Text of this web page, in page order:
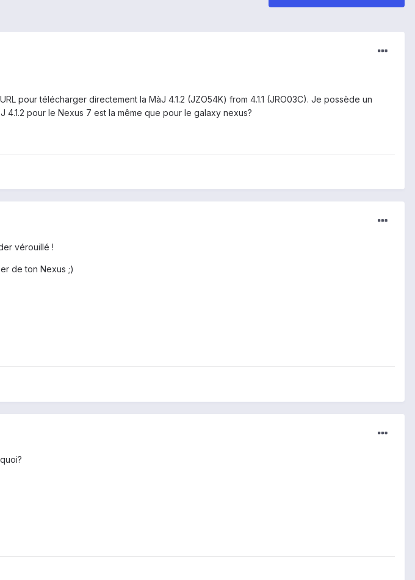
pour télécharger directement la MàJ 4.1.2 (JZO54K) from 4.1.1 (JRO03C). Je possède un
pour le Nexus 7 est la même que pour le galaxy nexus?
vérouillé !
de ton Nexus ;)